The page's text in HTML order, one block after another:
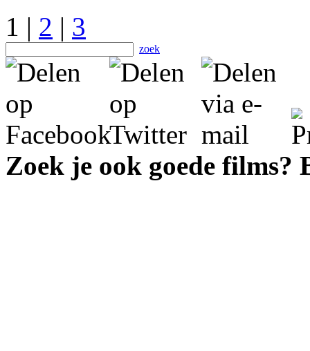
1 | 2 | 3
zoek
Zoek je ook goede films?